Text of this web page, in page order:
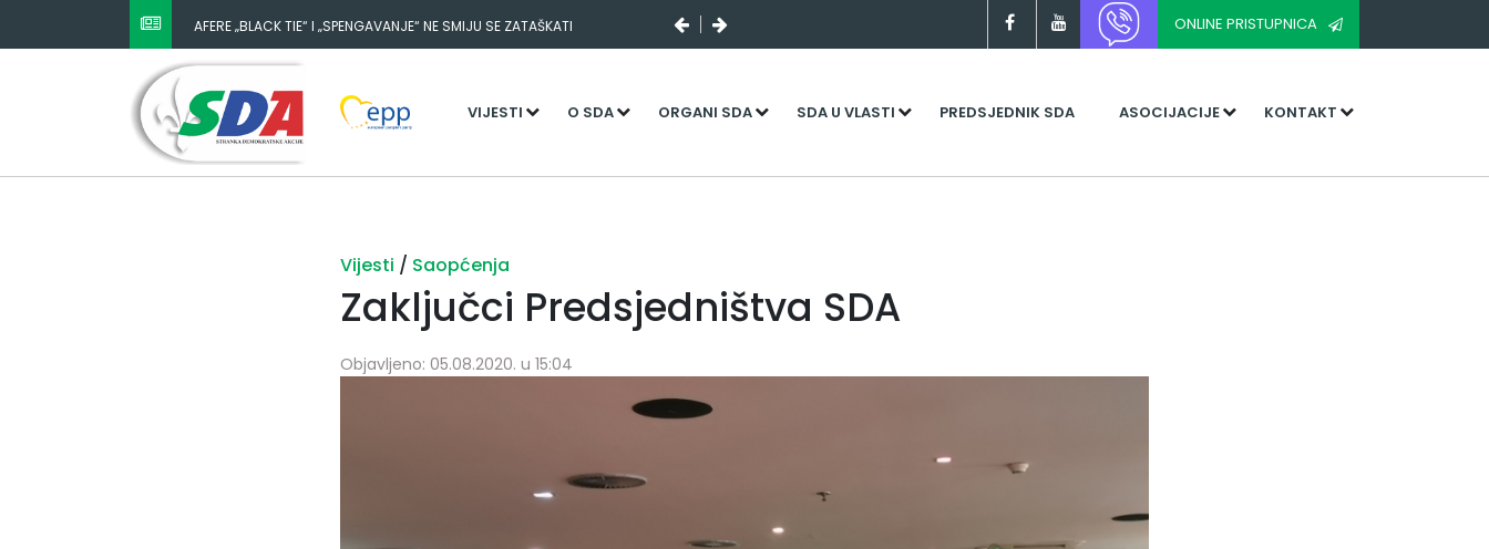
AFERE „BLACK TIE“ I „SPENGAVANJE“ NE SMIJU SE ZATAŠKATI ONLINE PRISTUPNICA
VIJESTI O SDA ORGANI SDA SDA U VLASTI PREDSJEDNIK SDA ASOCIJACIJE KONTAKT
Vijesti / Saopćenja
Zaključci Predsjedništva SDA
Objavljeno: 05.08.2020. u 15:04